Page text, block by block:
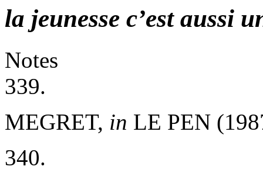
la jeunesse c’est aussi
Notes
339.
MEGRET, in LE PEN
340.